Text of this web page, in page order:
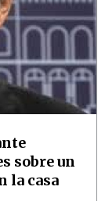
sobre un
la casa